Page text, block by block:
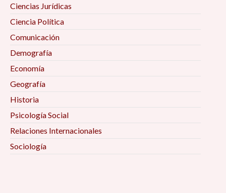
Ciencias Jurídicas
Ciencia Política
Comunicación
Demografía
Economía
Geografía
Historia
Psicología Social
Relaciones Internacionales
Sociología